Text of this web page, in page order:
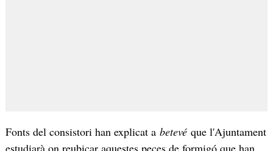
Fonts del consistori han explicat a betevéque l'Ajuntament
estudiarà on reubicar aquestes peces de formigó que han